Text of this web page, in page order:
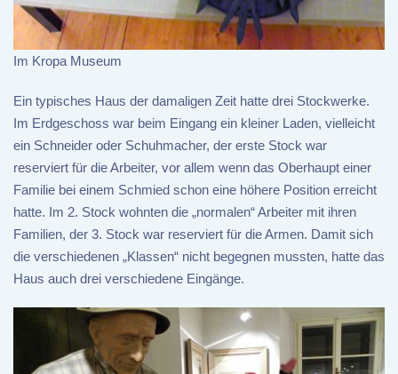
Im Kropa Museum
Ein typisches Haus der damaligen Zeit hatte drei Stockwerke.
Im Erdgeschoss war beim Eingang ein kleiner Laden, vielleicht
ein Schneider oder Schuhmacher, der erste Stock war
reserviert für die Arbeiter, vor allem wenn das Oberhaupt einer
Familie bei einem Schmied schon eine höhere Position erreicht
hatte. Im 2. Stock wohnten die „normalen“ Arbeiter mit ihren
Familien, der 3. Stock war reserviert für die Armen. Damit sich
die verschiedenen „Klassen“ nicht begegnen mussten, hatte das
Haus auch drei verschiedene Eingänge.